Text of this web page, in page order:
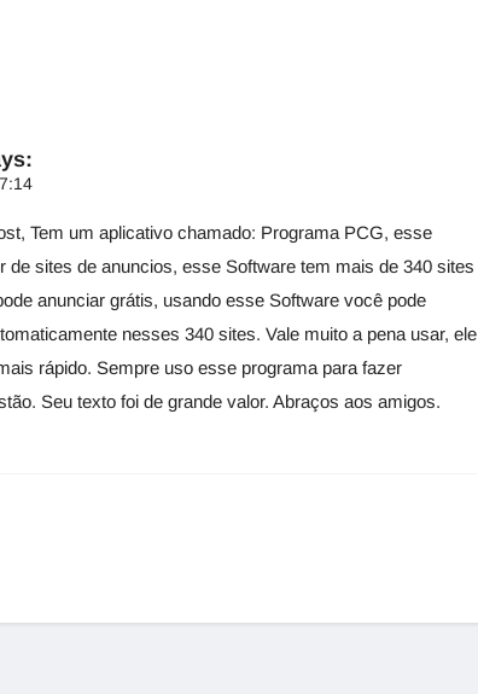
Tem um aplicativo chamado: Programa PCG, esse
de sites de anuncios, esse Software tem mais de 340 sites
anunciar grátis, usando esse Software você pode
nesses 340 sites. Vale muito a pena usar, ele
rápido. Sempre uso esse programa para fazer
Seu texto foi de grande valor. Abraços aos amigos.